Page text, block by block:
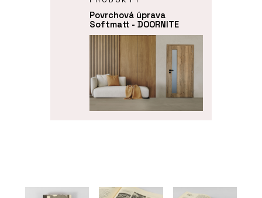
Povrchová úprava
Softmatt - DOORNITE